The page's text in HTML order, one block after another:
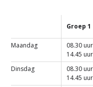
Groep 1
Maandag
08.30
14.45 uur
Dinsdag
08.30
14.45 uur